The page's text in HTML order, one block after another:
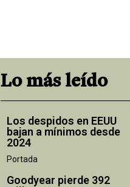
Lo más leído
Los despidos en EEUU
bajan a mínimos desde
2024
Portada
Goodyear pierde 392